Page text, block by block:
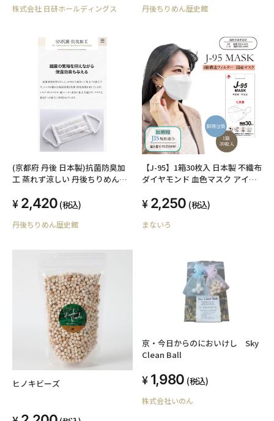
株式会社 日研ホールディングス
18cm×15cm 1枚入 洗濯しても
丹後ちりめん歴史館
(京都府 丹後 日本製)抗菌防臭加
工 蒸れず涼しい 丹後ちりめんマ
ズ 風合い良いフィット感 飛沫 黄
砂 花粉予防 丹後シボちりめん生
地使用 巾16cm×13cm 1枚入り
テル100% 煮沸消毒済
2,420 (税込)
丹後ちりめん歴史館
【J-95】1箱30枚入 日本製 不織布
ダイヤモンド 血色マスク アイド
ンマスク カラーマスク 【JIS規格
適合 医療用クラス３】4層構造 快
適立体マスク 口紅がつきにくい
2,250 (税込)
まないろ
ヒノキビーズ
京・今日からのにおいけし Sky
Clean Ball
1,980 (税込)
株式会社いのん